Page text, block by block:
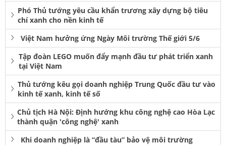
Phó Thủ tướng yêu cầu khẩn trương xây dựng bộ tiêu
chí xanh cho nền kinh tế
Việt Nam hưởng ứng Ngày Môi trường Thế giới 5/6
Tập đoàn LEGO muốn đẩy mạnh đầu tư phát triển xanh
tại Việt Nam
Thủ tướng kêu gọi doanh nghiệp Trung Quốc đầu tư vào
kinh tế xanh, kinh tế số
Chủ tịch Hà Nội: Định hướng khu công nghệ cao Hòa Lạc
thành quận 'công nghệ' xanh
Khi doanh nghiệp là “đầu tàu” bảo vệ môi trường